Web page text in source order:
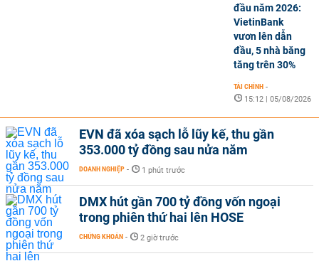
đầu năm 2026:
VietinBank
vươn lên dẫn
đầu, 5 nhà băng
tăng trên 30%
TÀI CHÍNH -
15:12 | 05/08/2026
EVN đã xóa sạch lỗ lũy kế, thu gần
353.000 tỷ đồng sau nửa năm
DOANH NGHIỆP - 1 phút trước
DMX hút gần 700 tỷ đồng vốn ngoại
trong phiên thứ hai lên HOSE
CHỨNG KHOÁN - 2 giờ trước